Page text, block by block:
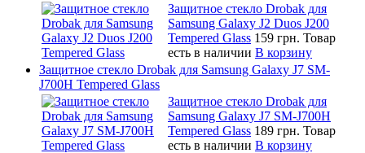
Защитное стекло Drobak для
Samsung Galaxy J2 Duos J200
Tempered Glass 159 грн. Товар
есть в наличии В корзину
Защитное стекло Drobak для Samsung Galaxy J7 SM-
J700H Tempered Glass
Защитное стекло Drobak для
Samsung Galaxy J7 SM-J700H
Tempered Glass 189 грн. Товар
есть в наличии В корзину